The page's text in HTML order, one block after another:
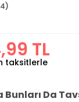
TL
taksitlerle
Bunları Da